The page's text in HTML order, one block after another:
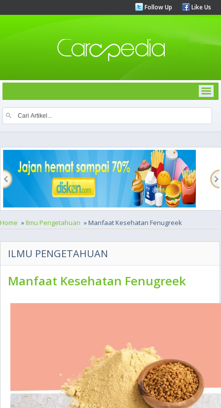
Follow Up Like Us
Home »Ilmu Pengetahuan » Manfaat Kesehatan Fenugreek
ILMU PENGETAHUAN
Manfaat Kesehatan Fenugreek